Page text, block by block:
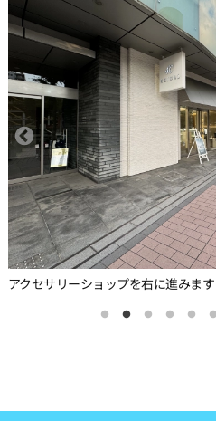
アクセサリーショップを右に進みます